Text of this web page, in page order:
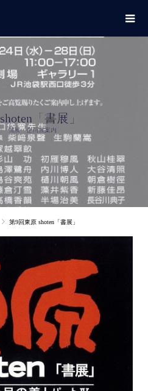
「書展」
個展・企画展案内
第9回東原 shoten「書展」